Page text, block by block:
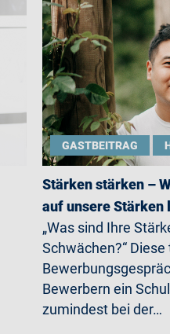
GASTBEITRAG
Stärken stärken –
auf unsere Stärken
„Was sind Ihre
Schwächen?“
Bewerbern ein
zumindest bei der…